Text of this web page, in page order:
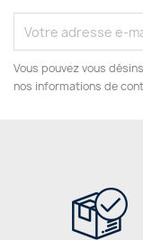
Vous pouvez vous
nos informations de